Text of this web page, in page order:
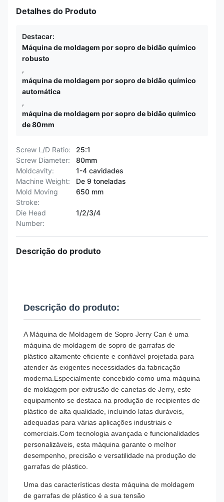
Detalhes do Produto
Destacar:
Máquina de moldagem por sopro de bidão químico
robusto
,
máquina de moldagem por sopro de bidão químico
automática
,
máquina de moldagem por sopro de bidão químico
de 80mm
Screw L/D Ratio:
25:1
Screw Diameter:
80mm
Moldcavity:
1-4 cavidades
Machine Weight:
De 9 toneladas
Mold Moving
Stroke:
650 mm
Die Head
Number:
1/2/3/4
Descrição do produto
Descrição do produto:
A Máquina de Moldagem de Sopro Jerry Can é uma
máquina de moldagem de sopro de garrafas de
plástico altamente eficiente e confiável projetada para
atender às exigentes necessidades da fabricação
moderna.Especialmente concebido como uma máquina
de moldagem por extrusão de canetas de Jerry, este
equipamento se destaca na produção de recipientes de
plástico de alta qualidade, incluindo latas duráveis,
adequadas para várias aplicações industriais e
comerciais.Com tecnologia avançada e funcionalidades
personalizáveis, esta máquina garante o melhor
desempenho, precisão e versatilidade na produção de
garrafas de plástico.
Uma das características desta máquina de moldagem
de garrafas de plástico é a sua tensão